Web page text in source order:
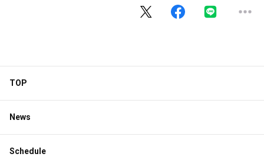
TOP
News
Schedule